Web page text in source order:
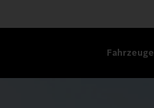
Fahrzeuge